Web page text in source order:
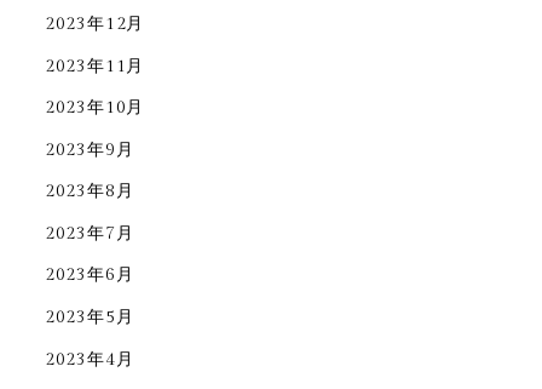
2023年12月
2023年11月
2023年10月
2023年9月
2023年8月
2023年7月
2023年6月
2023年5月
2023年4月